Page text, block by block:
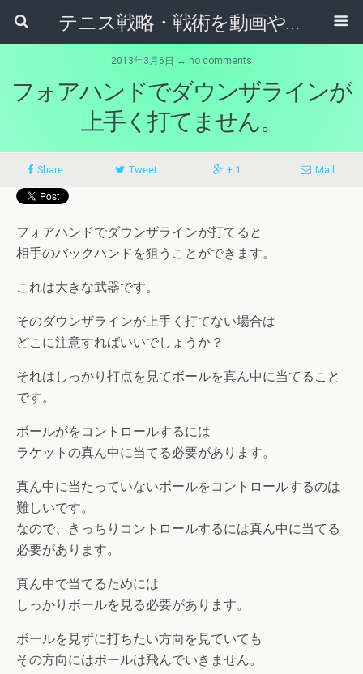
テニス戦略・戦術を動画やマンガから学ぶためのブログ
2013年3月6日 ↔ no comments
フォアハンドでダウンザラインが
上手く打てません。
Share Tweet + 1 Mail
フォアハンドでダウンザラインが打てると
相手のバックハンドを狙うことができます。
これは大きな武器です。
そのダウンザラインが上手く打てない場合は
どこに注意すればいいでしょうか？
それはしっかり打点を見てボールを真ん中に当てること
です。
ボールがをコントロールするには
ラケットの真ん中に当てる必要があります。
真ん中に当たっていないボールをコントロールするのは
難しいです。
なので、きっちりコントロールするには真ん中に当てる
必要があります。
真ん中で当てるためには
しっかりボールを見る必要があります。
ボールを見ずに打ちたい方向を見ていても
その方向にはボールは飛んでいきません。